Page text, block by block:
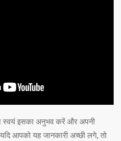
स्वयं इसका अनुभव करें और अपनी
आपको यह जानकारी अच्छी लगे, तो